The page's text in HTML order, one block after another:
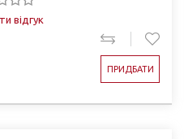
відгук
ПРИДБАТИ